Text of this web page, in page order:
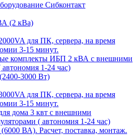
Сибконтакт
(2 кВа)
для ПК, сервера, на время
3-15 минут.
комплекты ИБП 2 кВА с внешними
1-24 час)
3000 Вт)
для ПК, сервера, на время
3-15 минут.
дома 3 квт с внешними
( автономия 1-24 час)
ВА). Расчет, поставка, монтаж.